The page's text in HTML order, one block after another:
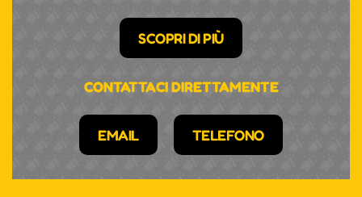
SCOPRI DI PIÙ
CONTATTACI DIRETTAMENTE
EMAIL TELEFONO